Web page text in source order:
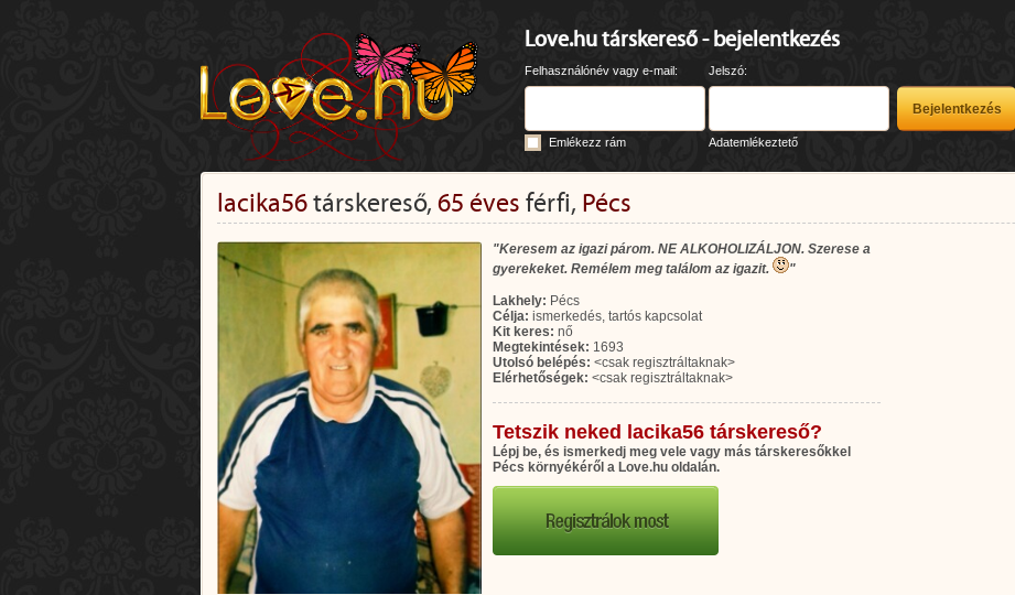
Love.hu társkereső - bejelentkezés
Felhasználónév vagy e-mail: Jelszó:
Emlékezz rám Adatemlékeztető
lacika56társkereső, 65 éves férfi, Pécs
"Keresem az igazi párom. NE ALKOHOLIZÁLJON. Szerese a
gyerekeket. Remélem meg találom az igazit.
"
Lakhely: Pécs
Célja: ismerkedés, tartós kapcsolat
Kit keres: nő
Megtekintések: 1693
Utolsó belépés: <csak regisztráltaknak>
Elérhetőségek: <csak regisztráltaknak>
Tetszik neked lacika56 társkereső?
Lépj be, és ismerkedj meg vele vagy más társkeresőkkel
Pécs környékéről a Love.hu oldalán.